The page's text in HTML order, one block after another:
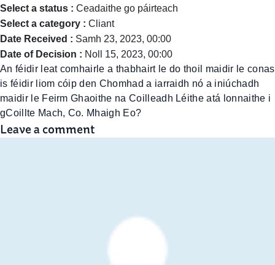
Select a status : Ceadaithe go páirteach
Select a category : Cliant
Date Received : Samh 23, 2023, 00:00
Date of Decision : Noll 15, 2023, 00:00
An féidir leat comhairle a thabhairt le do thoil maidir le conas
is féidir liom cóip den Chomhad a iarraidh nó a iniúchadh
maidir le Feirm Ghaoithe na Coilleadh Léithe atá lonnaithe i
gCoillte Mach, Co. Mhaigh Eo?
Leave a comment